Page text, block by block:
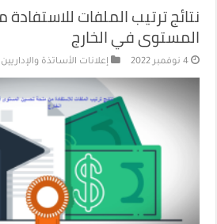
نتائج ترتيب الملفات
المستوى في الخارج
4 نوفمبر 2022 إعلانات الأساتذة والإداريين